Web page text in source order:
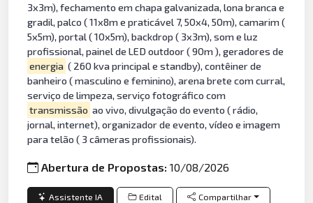
3x3m), fechamento em chapa galvanizada, lona branca e
gradil, palco ( 11x8m e praticável 7, 50x4, 50m), camarim (
5x5m), portal ( 10x5m), backdrop ( 3x3m), som e luz
profissional, painel de LED outdoor ( 90m ), geradores de
energia ( 260 kva principal e standby), contêiner de
banheiro ( masculino e feminino), arena brete com curral,
serviço de limpeza, serviço fotográfico com
transmissão ao vivo, divulgação do evento ( rádio,
jornal, internet), organizador de evento, vídeo e imagem
para telão ( 3 câmeras profissionais).
Abertura de Propostas:10/08/2026
Assistente IA Edital Compartilhar